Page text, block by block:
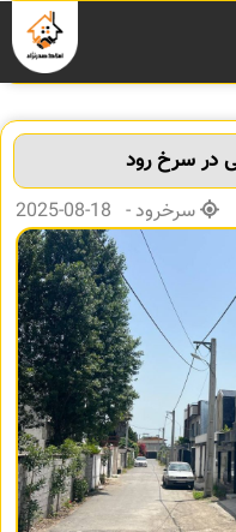
سرخرود - 18-08-2025